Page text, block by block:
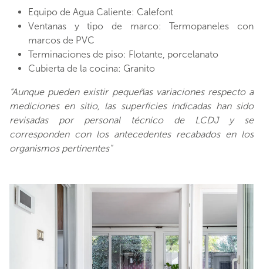
Equipo de Agua Caliente: Calefont
Ventanas y tipo de marco: Termopaneles con
marcos de PVC
Terminaciones de piso: Flotante, porcelanato
Cubierta de la cocina: Granito
“Aunque pueden existir pequeñas variaciones respecto a
mediciones en sitio, las superficies indicadas han sido
revisadas por personal técnico de LCDJ y se
corresponden con los antecedentes recabados en los
organismos pertinentes"